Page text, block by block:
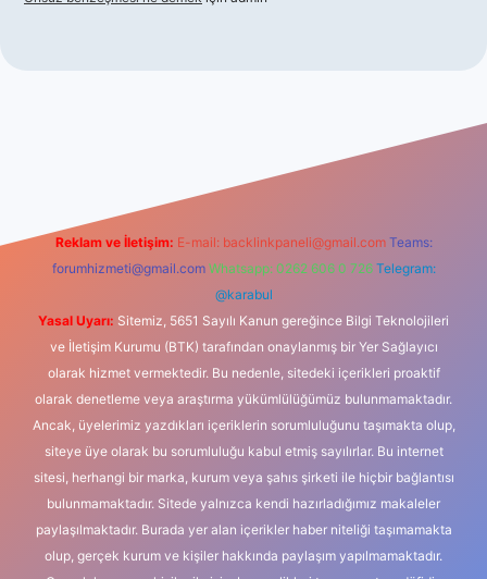
Reklam ve İletişim: E-mail: backlinkpaneli@gmail.com Teams:
forumhizmeti@gmail.com Whatsapp: 0262 606 0 726 Telegram:
@karabul
Yasal Uyarı: Sitemiz, 5651 Sayılı Kanun gereğince Bilgi Teknolojileri
ve İletişim Kurumu (BTK) tarafından onaylanmış bir Yer Sağlayıcı
olarak hizmet vermektedir. Bu nedenle, sitedeki içerikleri proaktif
olarak denetleme veya araştırma yükümlülüğümüz bulunmamaktadır.
Ancak, üyelerimiz yazdıkları içeriklerin sorumluluğunu taşımakta olup,
siteye üye olarak bu sorumluluğu kabul etmiş sayılırlar. Bu internet
sitesi, herhangi bir marka, kurum veya şahıs şirketi ile hiçbir bağlantısı
bulunmamaktadır. Sitede yalnızca kendi hazırladığımız makaleler
paylaşılmaktadır. Burada yer alan içerikler haber niteliği taşımamakta
olup, gerçek kurum ve kişiler hakkında paylaşım yapılmamaktadır.